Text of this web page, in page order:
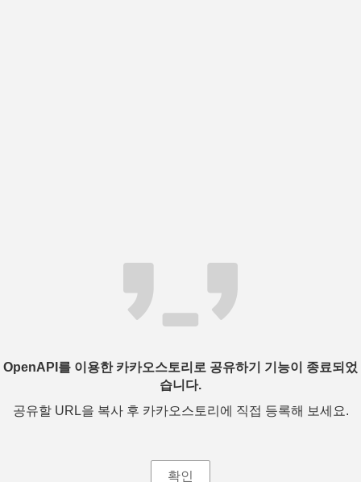
OpenAPI를 이용한 카카오스토리로 공유하기 기능이 종료되었
습니다.
공유할 URL을 복사 후 카카오스토리에 직접 등록해 보세요.
확인